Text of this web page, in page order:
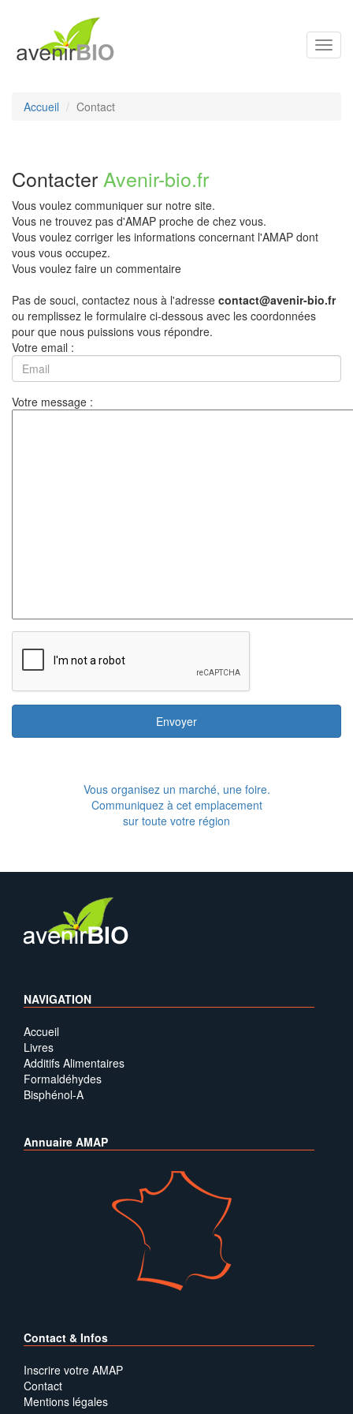
Accueil Contact
Contacter Avenir-bio.fr
Vous voulez communiquer sur notre site.
Vous ne trouvez pas d'AMAP proche de chez vous.
Vous voulez corriger les informations concernant l'AMAP dont
vous vous occupez.
Vous voulez faire un commentaire
Pas de souci, contactez nous à l'adresse contact@avenir-bio.fr
ou remplissez le formulaire ci-dessous avec les coordonnées
pour que nous puissions vous répondre.
Votre email :
Votre message :
Envoyer
Vous organisez un marché, une foire.
Communiquez à cet emplacement
sur toute votre région
NAVIGATION
Accueil
Livres
Additifs Alimentaires
Formaldéhydes
Bisphénol-A
Annuaire AMAP
Contact & Infos
Inscrire votre AMAP
Contact
Mentions légales